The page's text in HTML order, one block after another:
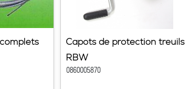
Capots de protection treuils
RBW
0860005870